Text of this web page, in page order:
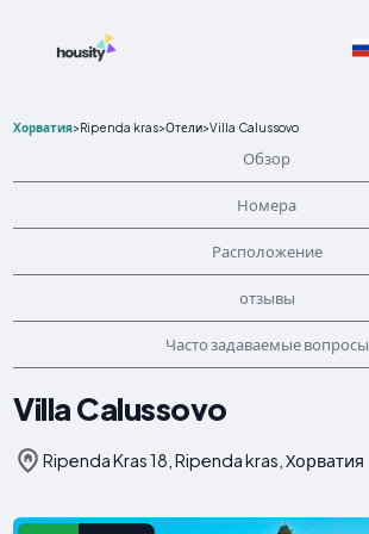
Хорватия>Ripenda kras>Отели>Villa Calussovo
Обзор
Номера
Расположение
отзывы
Часто задаваемые вопросы
Villa Calussovo
Ripenda Kras 18, Ripenda kras, Хорватия